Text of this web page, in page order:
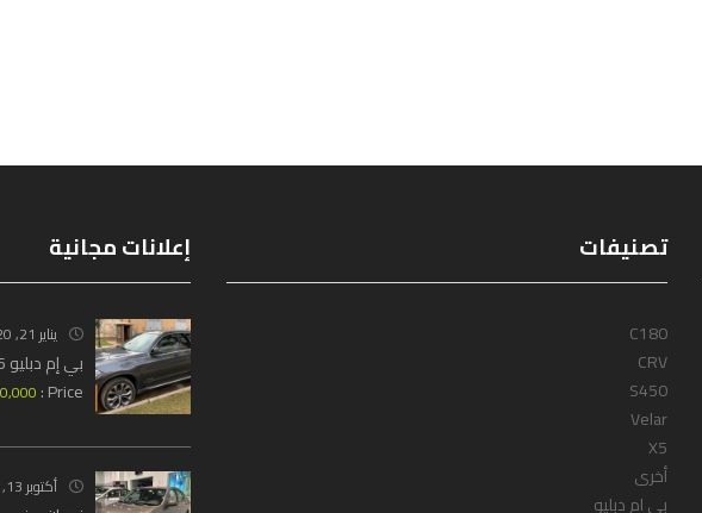
تصنيفات
C180
CRV
S450
Velar
X5
أخرى
بى ام دبليو
إعلانات مجانية
يناير 21, 2020
بي إم دبليو X5
Price :
أكتوبر 13, 2019